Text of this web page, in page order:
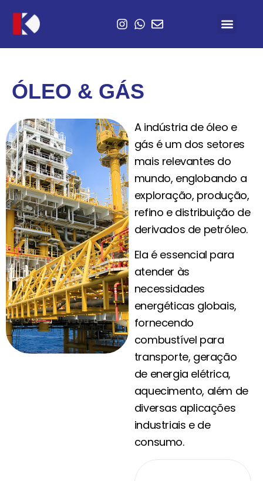
ÓLEO & GÁS
A indústria de óleo e
gás é um dos setores
mais relevantes do
mundo, englobando a
exploração, produção,
refino e distribuição de
derivados de petróleo.
Ela é essencial para
atender às
necessidades
energéticas globais,
fornecendo
combustível para
transporte, geração
de energia elétrica,
aquecimento, além de
diversas aplicações
industriais e de
consumo.